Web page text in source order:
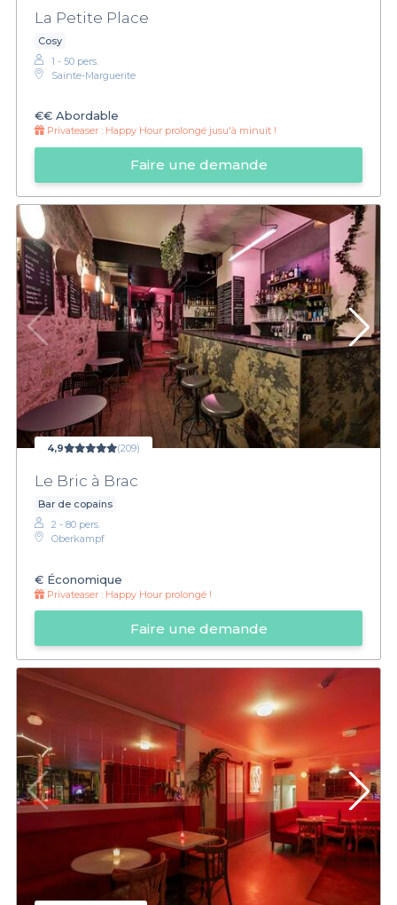
armez-vous des conseils nécessaires pour profiter d'une
expérience unique.
La Petite Place
Cosy
1 - 50 pers.
Sainte-Marguerite
€€ Abordable
Privateaser : Happy Hour prolongé jusu'à minuit !
Faire une demande
4,9 (209)
Le Bric à Brac
Bar de copains
2 - 80 pers.
Oberkampf
€ Économique
Privateaser : Happy Hour prolongé !
Faire une demande